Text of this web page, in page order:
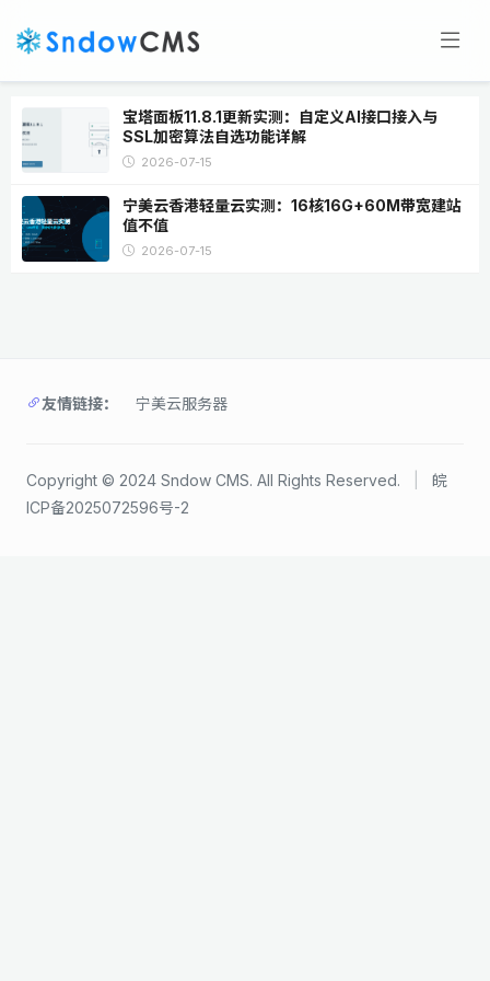
宝塔面板11.8.1更新实测：自定义AI接口接入与
SSL加密算法自选功能详解
2026-07-15
宁美云香港轻量云实测：16核16G+60M带宽建站
值不值
2026-07-15
友情链接： 宁美云服务器
Copyright © 2024 Sndow CMS. All Rights Reserved.
皖
ICP备2025072596号-2